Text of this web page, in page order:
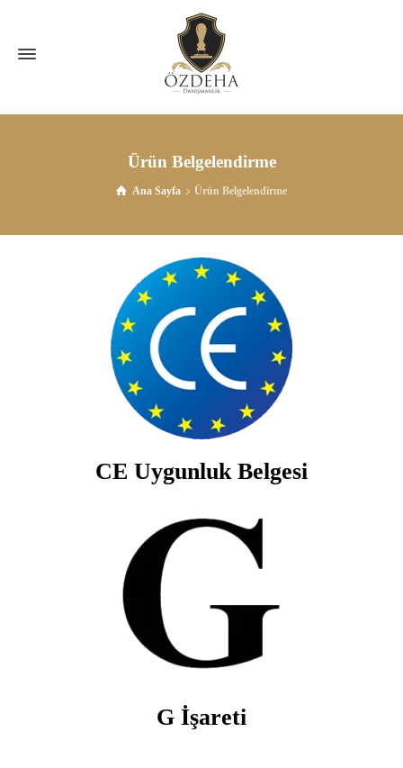
Ürün Belgelendirme
Ana Sayfa Ürün Belgelendirme
CE Uygunluk Belgesi
G İşareti